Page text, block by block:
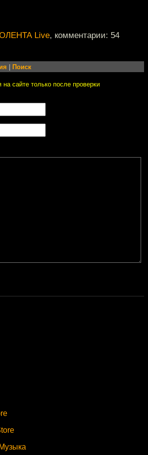
Live, комментарии: 54
Поиск
на сайте только после проверки